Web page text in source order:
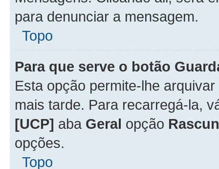
para denunciar a mensagem.
Topo
Para que serve o botão
Esta opção permite-lhe
mais tarde. Para recarregá-la,
[UCP] aba Geral opção
opções.
Topo